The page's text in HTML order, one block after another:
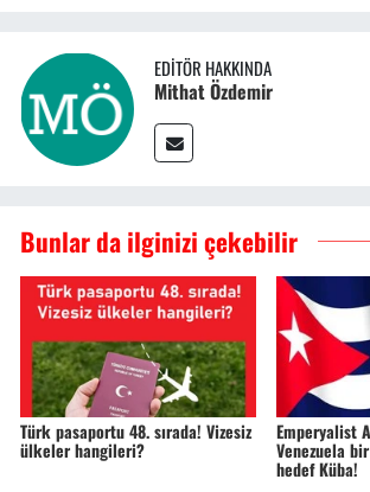
EDITÖR HAKKINDA
Mithat Özdemir
Bunlar da ilginizi çekebilir
Türk pasaportu 48. sırada! Vizesiz
ülkeler hangileri?
Emperyalist
Venezuela
hedef Küba!